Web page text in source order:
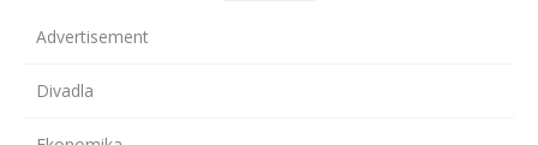
Advertisement
Divadla